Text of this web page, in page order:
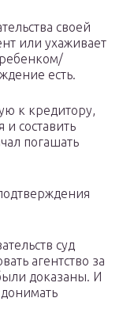
своей
или ухаживает
есть.
к кредитору,
и составить
погашать
суд
агентство за
доказаны. И